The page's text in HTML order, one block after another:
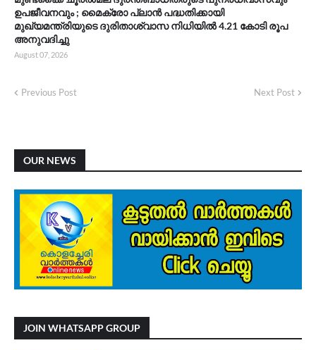
ഉപജീവനവും ; മൈക്രോ പ്ലാൻ പദ്ധതിക്കായി
മുഖ്യമന്ത്രിയുടെ ദുരിതാശ്വാസ നിധിയിൽ 4.21 കോടി രൂപ
അനുവദിച്ചു
August 07, 2026
Previous Post Next Post
OUR NEWS
JOIN WHATSAPP GROUP